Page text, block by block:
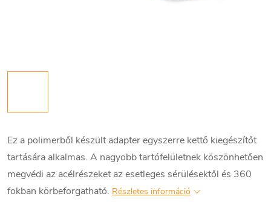
Ez a polimerből készült adapter egyszerre kettő kiegészítőt
tartására alkalmas. A nagyobb tartófelületnek köszönhetően
megvédi az acélrészeket az esetleges sérülésektől és 360
fokban körbeforgatható. Részletes információ